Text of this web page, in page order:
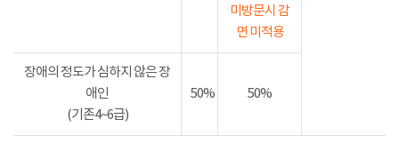
미방문시 감
면 미적용
장애의 정도가 심하지 않은 장
애인
(기존4~6급)
50% 50%